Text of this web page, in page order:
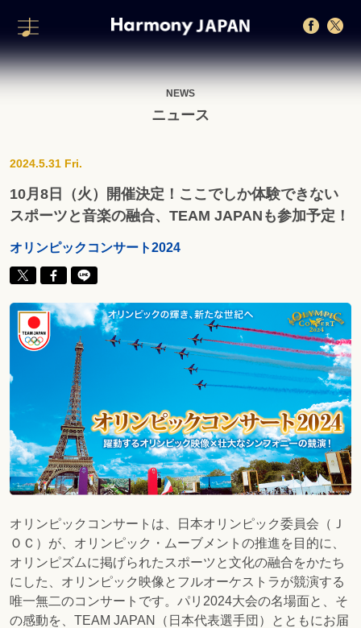
NEWS
ニュース
2024.5.31 Fri.
10月8日（火）開催決定！ここでしか体験できない
スポーツと音楽の融合、TEAM JAPANも参加予定！
オリンピックコンサート2024
オリンピックコンサートは、日本オリンピック委員会（Ｊ
ＯＣ）が、オリンピック・ムーブメントの推進を目的に、
オリンピズムに掲げられたスポーツと文化の融合をかたち
にした、オリンピック映像とフルオーケストラが競演する
唯一無二のコンサートです。パリ2024大会の名場面と、そ
の感動を、TEAM JAPAN（日本代表選手団）とともにお届